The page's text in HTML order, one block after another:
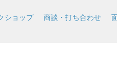
ショップ 商談・打ち合わせ